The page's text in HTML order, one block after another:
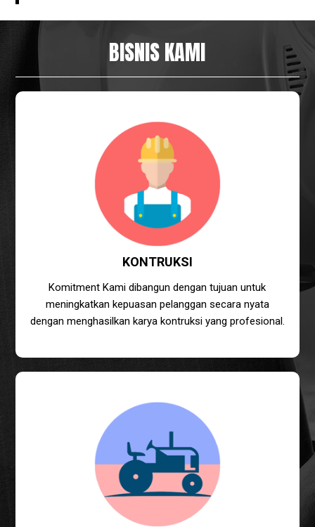
BISNIS KAMI
KONTRUKSI
Komitment Kami dibangun dengan tujuan untuk
meningkatkan kepuasan pelanggan secara nyata
dengan menghasilkan karya kontruksi yang profesional.